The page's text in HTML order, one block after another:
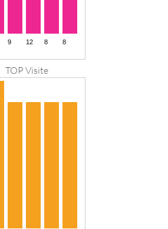
TOP Visite